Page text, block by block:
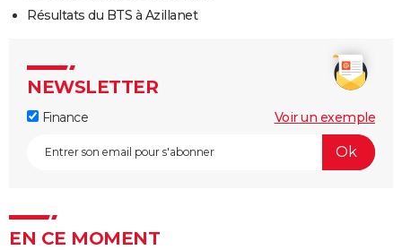
Résultats du BTS à Azillanet
NEWSLETTER
Finance Voir un exemple
EN CE MOMENT